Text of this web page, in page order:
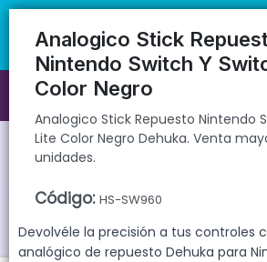
Analogico Stick Repuesto Nintendo Switch
Analogico Stick
Nintendo Switch Y
Color Negro
Analogico Stick Repuesto Nintendo
Lite Color Negro Dehuka. Venta
unidades.
Código: HS-SW960
Devolvéle la precisión a tus controles
analógico de repuesto Dehuka para
directa | 📦 Comprá mayorista desde 10
accedé a precios
CÓMO COMPRAR
QUIÉNES SOMOS
GARANTIAS